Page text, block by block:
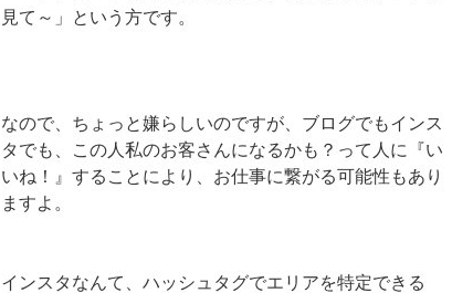
見て～」という方です。
なので、ちょっと嫌らしいのですが、ブログでもインス
タでも、この人私のお客さんになるかも？って人に『い
いね！』することにより、お仕事に繋がる可能性もあり
ますよ。
インスタなんて、ハッシュタグでエリアを特定できる